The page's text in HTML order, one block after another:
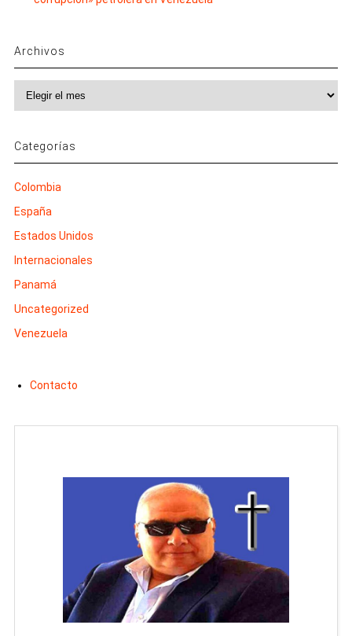
Archivos
Categorías
Colombia
España
Estados Unidos
Internacionales
Panamá
Uncategorized
Venezuela
Contacto